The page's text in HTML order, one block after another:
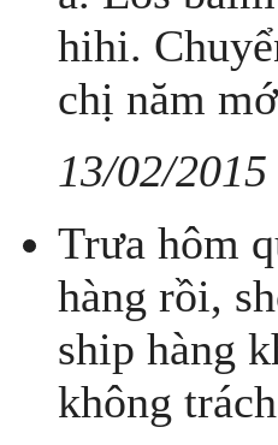
hihi.
chị năm
13/02/
Trưa hôm
hàng rồi,
ship hàng
không